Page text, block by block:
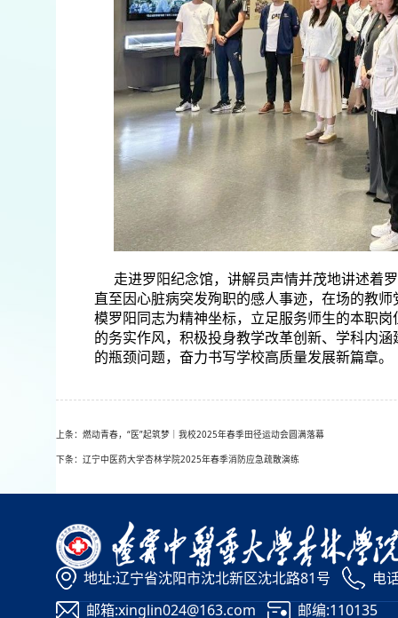
走进罗阳纪念馆，讲解员声情并茂地讲述着
直至因心脏病突发殉职的感人事迹，在场的教
模罗阳同志为精神坐标，立足服务师生的本职
的务实作风，积极投身教学改革创新、学科内
的瓶颈问题，奋力书写学校高质量发展新篇章。
上条：燃动青春，“医”起筑梦｜我校2025年春季田径运动会圆满落幕
下条：辽宁中医药大学杏林学院2025年春季消防应急疏散演练
地址:辽宁省沈阳市沈北新区沈北路81号
电
邮箱:xinglin024@163.com
邮编:110135